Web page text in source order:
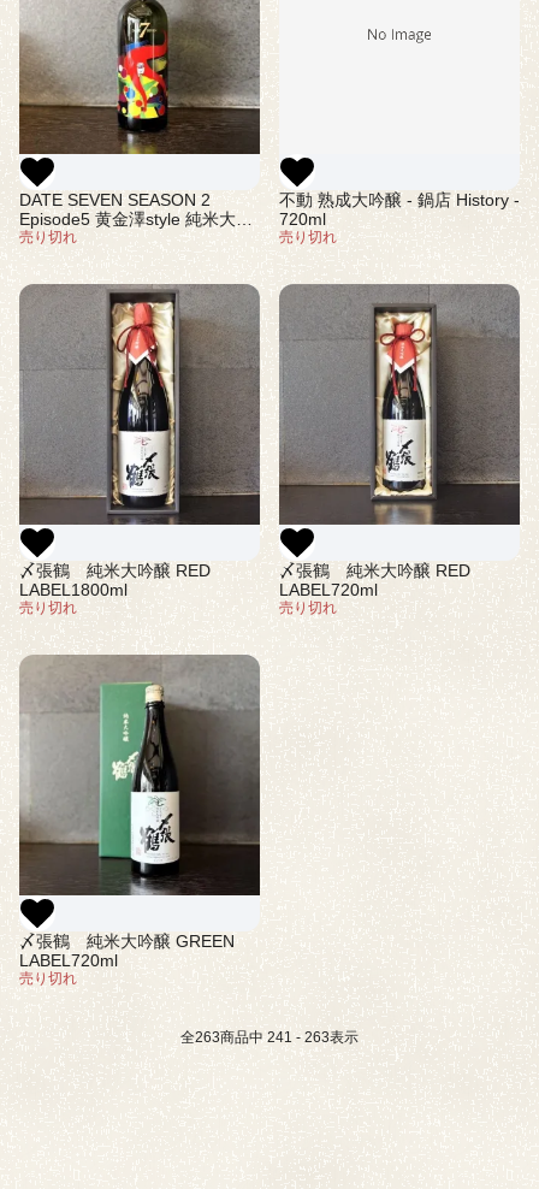
DATE SEVEN SEASON 2
Episode5 黄金澤style 純米大吟
醸 720ml(ダテセブン)
売り切れ
不動 熟成大吟醸 - 鍋店 History -
720ml
売り切れ
〆張鶴 純米大吟醸 RED
LABEL1800ml
売り切れ
〆張鶴 純米大吟醸 RED
LABEL720ml
売り切れ
〆張鶴 純米大吟醸 GREEN
LABEL720ml
売り切れ
全263商品中 241 - 263表示